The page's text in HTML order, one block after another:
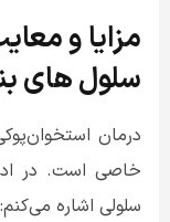
مزایا و
سلول های
درمان
خاصی است. در
سلولی اشاره می‌کنم: